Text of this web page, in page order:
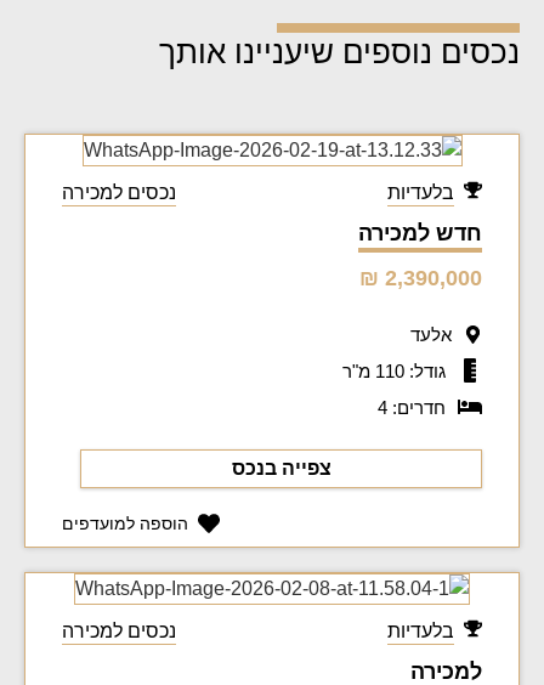
נכסים נוספים שיעניינו אותך
בלעדיות נכסים למכירה
חדש למכירה
2,390,000 ₪
אלעד
גודל: 110 מ"ר
חדרים: 4
צפייה בנכס
הוספה למועדפים
בלעדיות נכסים למכירה
למכירה